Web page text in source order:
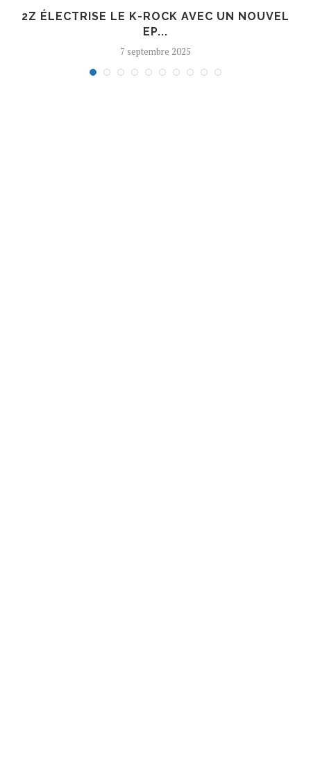
2Z ÉLECTRISE LE K-ROCK AVEC UN NOUVEL
EP...
7 septembre 2025